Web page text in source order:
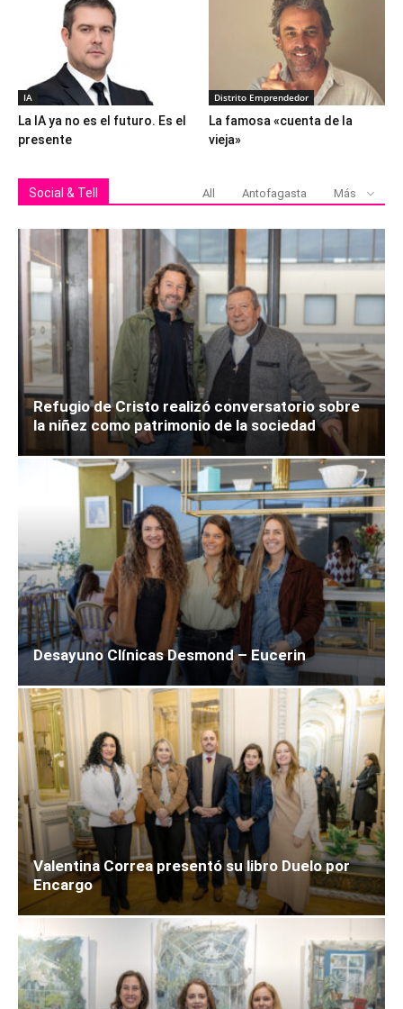
IA
La IA ya no es el futuro. Es el
presente
Distrito Emprendedor
La famosa «cuenta de la
vieja»
Social & Tell All Antofagasta Más
Refugio de Cristo realizó conversatorio sobre
la niñez como patrimonio de la sociedad
Desayuno Clínicas Desmond – Eucerin
Valentina Correa presentó su libro Duelo por
Encargo